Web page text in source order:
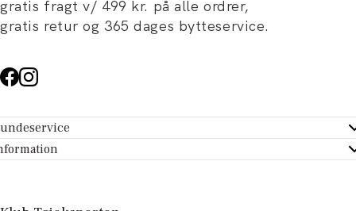
gratis fragt v/ 499 kr. på alle ordrer,
gratis retur og 365 dages bytteservice.
- Hjælpecenter
Tøjeksperten